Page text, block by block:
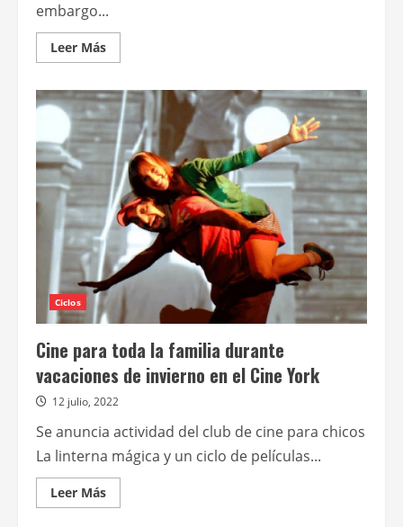
embargo...
Leer MásLeer
más
Mi
villano
favorito
4
Ciclos
Cine para toda la familia durante
vacaciones de invierno en el Cine York
12 julio, 2022
Se anuncia actividad del club de cine para chicos
La linterna mágica y un ciclo de películas...
Leer MásLeer
más